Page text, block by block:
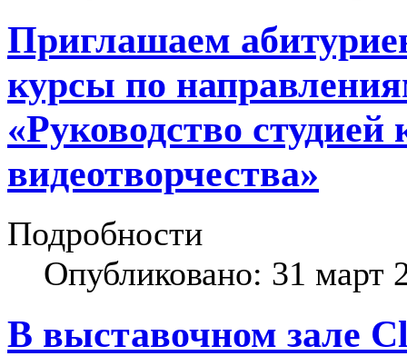
Приглашаем
курсы по
«Руководство
видеотворчества»
Подробности
Опубликовано: 31 март
В выставочном зале